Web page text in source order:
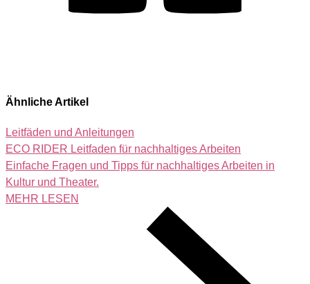
Ähnliche Artikel
Leitfäden und Anleitungen
ECO RIDER Leitfaden für nachhaltiges Arbeiten
Einfache Fragen und Tipps für nachhaltiges Arbeiten in
Kultur und Theater.
MEHR LESEN